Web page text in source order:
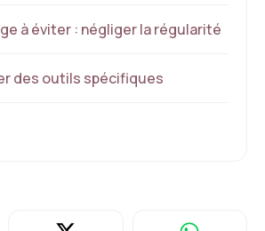
à éviter : négliger la régularité
des outils spécifiques